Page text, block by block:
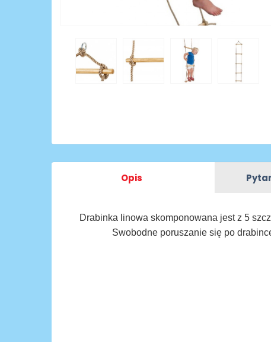
Opis
Drabinka linowa skomponowana jest z 5
Swobodne poruszanie się po